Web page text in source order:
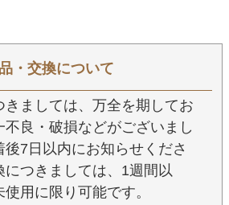
・交換について
きましては、万全を期してお
不良・破損などがございまし
後7日以内にお知らせくださ
につきましては、1週間以
用に限り可能です。